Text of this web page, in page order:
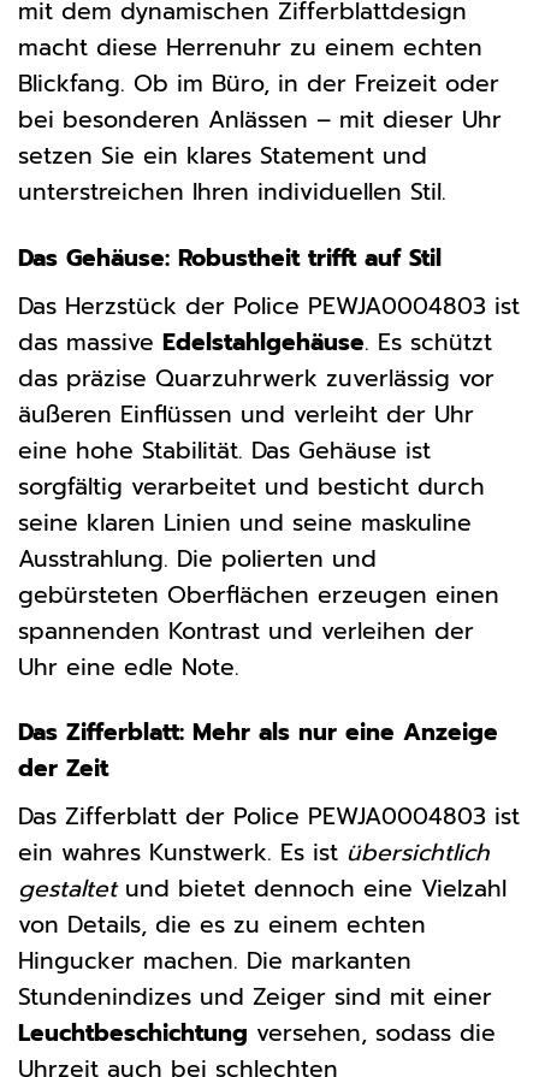
mit dem dynamischen Zifferblattdesign
macht diese Herrenuhr zu einem echten
Blickfang. Ob im Büro, in der Freizeit oder
bei besonderen Anlässen – mit dieser Uhr
setzen Sie ein klares Statement und
unterstreichen Ihren individuellen Stil.
Das Gehäuse: Robustheit trifft auf Stil
Das Herzstück der Police PEWJA0004803 ist
das massive Edelstahlgehäuse. Es schützt
das präzise Quarzuhrwerk zuverlässig vor
äußeren Einflüssen und verleiht der Uhr
eine hohe Stabilität. Das Gehäuse ist
sorgfältig verarbeitet und besticht durch
seine klaren Linien und seine maskuline
Ausstrahlung. Die polierten und
gebürsteten Oberflächen erzeugen einen
spannenden Kontrast und verleihen der
Uhr eine edle Note.
Das Zifferblatt: Mehr als nur eine Anzeige
der Zeit
Das Zifferblatt der Police PEWJA0004803 ist
ein wahres Kunstwerk. Es ist übersichtlich
gestaltetund bietet dennoch eine Vielzahl
von Details, die es zu einem echten
Hingucker machen. Die markanten
Stundenindizes und Zeiger sind mit einer
Leuchtbeschichtung versehen, sodass die
Uhrzeit auch bei schlechten